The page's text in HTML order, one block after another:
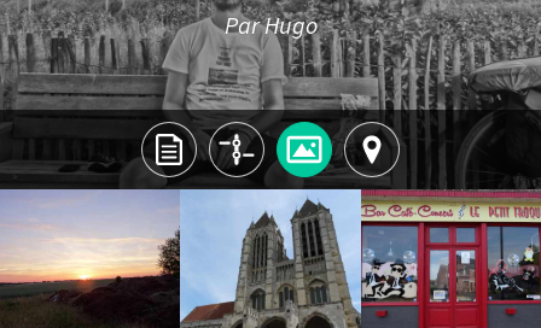
Par Hugo